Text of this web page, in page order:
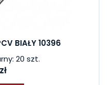
BIAŁY 10396
20 szt.